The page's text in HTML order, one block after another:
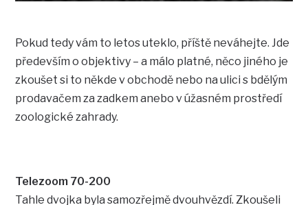
Pokud tedy vám to letos uteklo, příště neváhejte. Jde
především o objektivy – a málo platné, něco jiného je
zkoušet si to někde v obchodě nebo na ulici s bdělým
prodavačem za zadkem anebo v úžasném prostředí
zoologické zahrady.
Telezoom 70-200
Tahle dvojka byla samozřejmě dvouhvězdí. Zkoušeli